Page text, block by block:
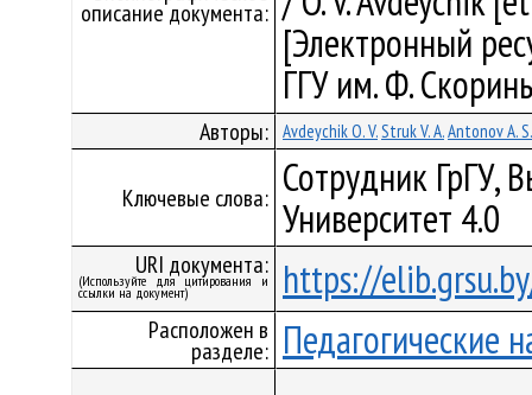
описание документа:
[Электронный
ГГУ им. Ф.
Авторы: Avdeychik O. V.Struk V. A.Antonov A. S.
Ключевые слова: Сотрудник ГрГУ,
Университет 4.0
URI документа:
(Используйте для цитирования и
ссылки на документ) https://
Расположен в
разделе: Педагогические